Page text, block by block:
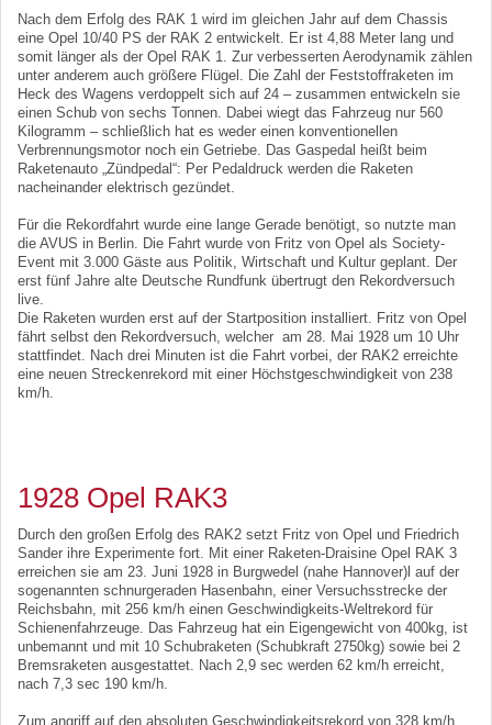
Nach dem Erfolg des RAK 1 wird im gleichen Jahr auf dem Chassis
eine Opel 10/40 PS der RAK 2 entwickelt. Er ist 4,88 Meter lang und
somit länger als der Opel RAK 1. Zur verbesserten Aerodynamik zählen
unter anderem auch größere Flügel. Die Zahl der Feststoffraketen im
Heck des Wagens verdoppelt sich auf 24 – zusammen entwickeln sie
einen Schub von sechs Tonnen. Dabei wiegt das Fahrzeug nur 560
Kilogramm – schließlich hat es weder einen konventionellen
Verbrennungsmotor noch ein Getriebe. Das Gaspedal heißt beim
Raketenauto „Zündpedal“: Per Pedaldruck werden die Raketen
nacheinander elektrisch gezündet.
Für die Rekordfahrt wurde eine lange Gerade benötigt, so nutzte man
die AVUS in Berlin. Die Fahrt wurde von Fritz von Opel als Society-
Event mit 3.000 Gäste aus Politik, Wirtschaft und Kultur geplant. Der
erst fünf Jahre alte Deutsche Rundfunk übertrugt den Rekordversuch
live.
Die Raketen wurden erst auf der Startposition installiert. Fritz von Opel
fährt selbst den Rekordversuch, welcher am 28. Mai 1928 um 10 Uhr
stattfindet. Nach drei Minuten ist die Fahrt vorbei, der RAK2 erreichte
eine neuen Streckenrekord mit einer Höchstgeschwindigkeit von 238
km/h.
1928 Opel RAK3
Durch den großen Erfolg des RAK2 setzt Fritz von Opel und Friedrich
Sander ihre Experimente fort. Mit einer Raketen-Draisine Opel RAK 3
erreichen sie am 23. Juni 1928 in Burgwedel (nahe Hannover)l auf der
sogenannten schnurgeraden Hasenbahn, einer Versuchsstrecke der
Reichsbahn, mit 256 km/h einen Geschwindigkeits-Weltrekord für
Schienenfahrzeuge. Das Fahrzeug hat ein Eigengewicht von 400kg, ist
unbemannt und mit 10 Schubraketen (Schubkraft 2750kg) sowie bei 2
Bremsraketen ausgestattet. Nach 2,9 sec werden 62 km/h erreicht,
nach 7,3 sec 190 km/h.
Zum angriff auf den absoluten Geschwindigkeitsrekord von 328 km/h